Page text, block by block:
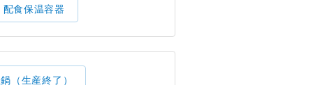
配食保温容器
（生産終了）